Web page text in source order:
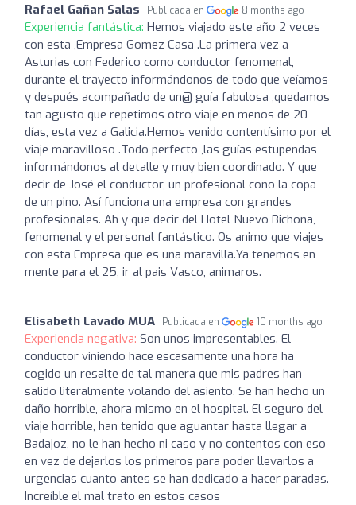
Rafael Gañan Salas Publicada en 8 months ago
Experiencia fantástica: Hemos viajado este año 2 veces
con esta ,Empresa Gomez Casa .La primera vez a
Asturias con Federico como conductor fenomenal,
durante el trayecto informándonos de todo que veíamos
y después acompañado de un@ guía fabulosa ,quedamos
tan agusto que repetimos otro viaje en menos de 20
días, esta vez a Galicia.Hemos venido contentísimo por el
viaje maravilloso .Todo perfecto ,las guías estupendas
informándonos al detalle y muy bien coordinado. Y que
decir de José el conductor, un profesional cono la copa
de un pino. Así funciona una empresa con grandes
profesionales. Ah y que decir del Hotel Nuevo Bichona,
fenomenal y el personal fantástico. Os animo que viajes
con esta Empresa que es una maravilla.Ya tenemos en
mente para el 25, ir al pais Vasco, animaros.
Elisabeth Lavado MUA Publicada en 10 months ago
Experiencia negativa: Son unos impresentables. El
conductor viniendo hace escasamente una hora ha
cogido un resalte de tal manera que mis padres han
salido literalmente volando del asiento. Se han hecho un
daño horrible, ahora mismo en el hospital. El seguro del
viaje horrible, han tenido que aguantar hasta llegar a
Badajoz, no le han hecho ni caso y no contentos con eso
en vez de dejarlos los primeros para poder llevarlos a
urgencias cuanto antes se han dedicado a hacer paradas.
Increíble el mal trato en estos casos